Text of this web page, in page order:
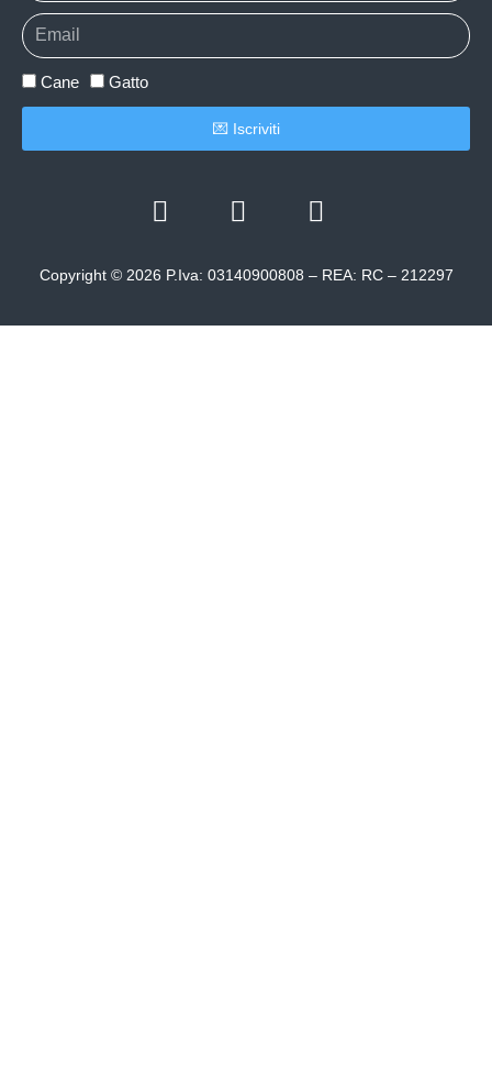
Copyright © 2026 P.Iva: 03140900808 – REA: RC – 212297
Cane Gatto
💌 Iscriviti